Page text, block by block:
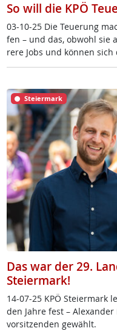
So will die KPÖ
03-10-25 Die Teue­rung
fen – und das, ob­wohl sie
re­re Jobs und kön­nen
Steiermark
Das war der 29.
Steiermark!
14-07-25 KPÖ Stei­er­mark
den Jah­re fest –
vor­sit­zen­den ge­wählt.